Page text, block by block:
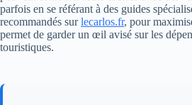
parfois en se référant à des guides
recommandés surlecarlos.fr, pour
permet de garder un œil avisé sur les
touristiques.